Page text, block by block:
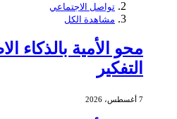
تواصل الاجتماعي
مشاهدة الكل
محو الأمية بالذكاء
التفكير
7 أغسطس، 2026